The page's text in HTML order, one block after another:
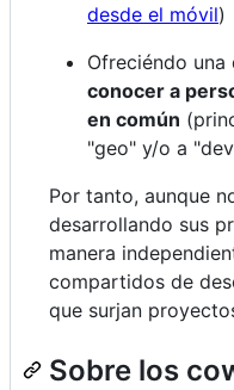
desde el móvil)
Ofreciéndo una
conocer a
en común
"geo" y/o a
Por tanto, aunque
desarrollando sus
manera
compartidos de
que surjan
Sobre los